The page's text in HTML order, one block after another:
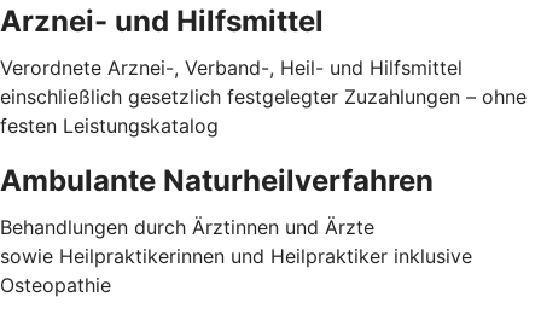
Arznei- und Hilfsmittel
Verordnete Arznei-, Verband-, Heil- und Hilfsmittel
einschließlich gesetzlich festgelegter Zuzahlungen – ohne
festen Leistungskatalog
Ambulante Naturheilverfahren
Behandlungen durch Ärztinnen und Ärzte
sowie Heilpraktikerinnen und Heilpraktiker inklusive
Osteopathie